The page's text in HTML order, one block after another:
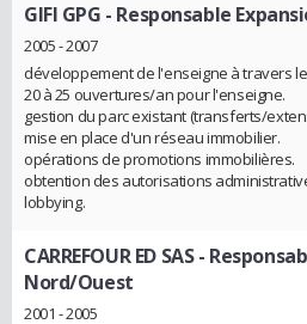
GIFI GPG - Responsable
2005 - 2007
développement de l'enseigne à travers
20 à 25 ouvertures/an pour l'enseigne.
gestion du parc existant (transferts/
mise en place d'un réseau immobilier.
opérations de promotions immobilières.
obtention des autorisations
lobbying.
CARREFOUR ED SAS-
Nord/Ouest
2001 - 2005